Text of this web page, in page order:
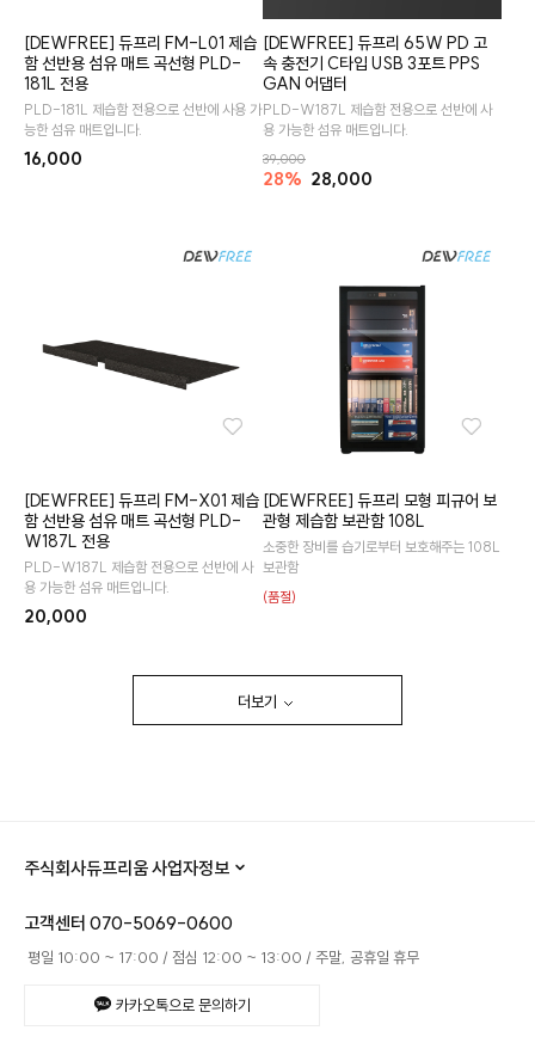
[DEWFREE] 듀프리 FM-L01 제습
함 선반용 섬유 매트 곡선형 PLD-
181L 전용
PLD-181L 제습함 전용으로 선반에 사용 가
능한 섬유 매트입니다.
16,000
[DEWFREE] 듀프리 65W PD 고
속 충전기 C타입 USB 3포트 PPS
GAN 어댑터
PLD-W187L 제습함 전용으로 선반에 사
용 가능한 섬유 매트입니다.
39,000
28% 28,000
[DEWFREE] 듀프리 FM-X01 제습
함 선반용 섬유 매트 곡선형 PLD-
W187L 전용
PLD-W187L 제습함 전용으로 선반에 사
용 가능한 섬유 매트입니다.
20,000
[DEWFREE] 듀프리 모형 피규어 보
관형 제습함 보관함 108L
소중한 장비를 습기로부터 보호해주는 108L
보관함
(품절)
더보기
주식회사듀프리움 사업자정보
고객센터070-5069-0600
평일 10:00 ~ 17:00 점심 12:00 ~ 13:00 주말, 공휴일 휴무
카카오톡으로 문의하기